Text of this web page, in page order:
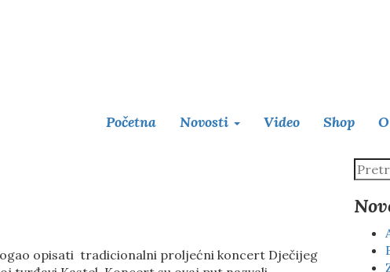
Početna Novosti Video Shop
opisati tradicionalni proljećni koncert Dječijeg